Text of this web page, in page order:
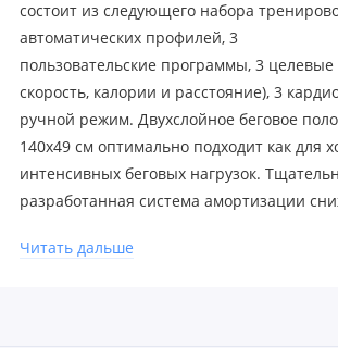
состоит из следующего набора
автоматических профилей, 3
пользовательские программы, 3
скорость, калории и расстояние), 3
ручной режим. Двухслойное беговое
140х49 см оптимально подходит как для
интенсивных беговых нагрузок.
разработанная система амортизации
понятной консолью на русском языке.
Читать дальше